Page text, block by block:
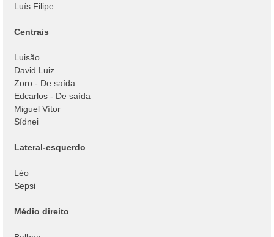
Luís Filipe
Centrais
Luisão
David Luiz
Zoro - De saída
Edcarlos - De saída
Miguel Vítor
Sídnei
Lateral-esquerdo
Léo
Sepsi
Médio direito